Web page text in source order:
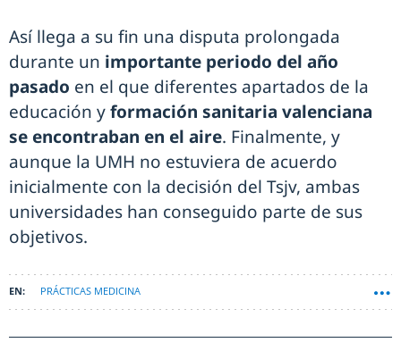
Así llega a su fin una disputa prolongada
durante un importante periodo del año
pasado en el que diferentes apartados de la
educación yformación sanitaria valenciana
se encontraban en el aire. Finalmente, y
aunque la UMH no estuviera de acuerdo
inicialmente con la decisión del Tsjv, ambas
universidades han conseguido parte de sus
objetivos.
PRÁCTICAS MEDICINA